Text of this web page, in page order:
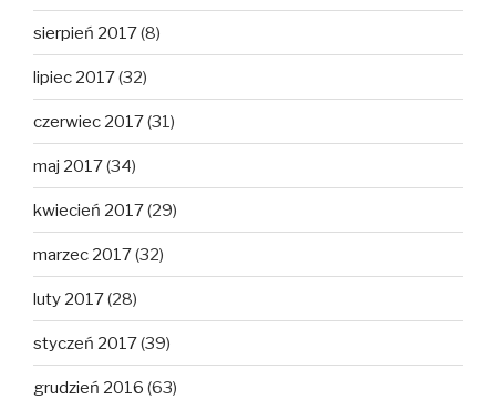
sierpień 2017(8)
lipiec 2017(32)
czerwiec 2017(31)
maj 2017(34)
kwiecień 2017(29)
marzec 2017(32)
luty 2017(28)
styczeń 2017(39)
grudzień 2016 (63)